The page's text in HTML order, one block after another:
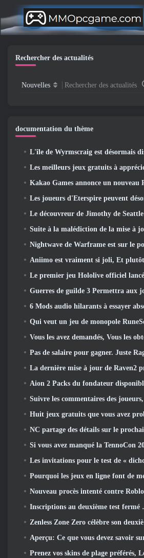
Rechercher des actualités
Nouvelles Rechercher des actualités
documentation du thème
L'île de Wyrmscraig est désormais disponible à l'exploration dans Old School
Les meilleurs jeux gratuits à apprécier avec votre équipe
Kakao Games annonce un nouveau RPG d'action, Jeune
Les joueurs d'Eterspire peuvent désormais voyager un peu dans le temps… en guise de
Le découvreur de Jimothy de Seattle a des liens avec ArenaNet, Alors bien sûr, ils l’ajoutent à Guild Wars 2
Suite à la malédiction de la mise à jour Allflame, Path Of Exile annonce plusieurs changements basés sur les commentaires
Nightwave de Warframe est sur le point de revenir de manière
Aniimo est vraiment si joli, Et plutôt cool
Le premier jeu Hololive officiel lancé cette semaine
Guerres de guilde 3 Permettra aux joueurs de découvrir le monde de la Tyrie avant le réveil des dragons
6 Mods audio hilarants à essayer absolument pour Marvel
Qui veut un jeu de monopole RuneScape? Parce qu'on est en
Vous les avez demandés, Vous les obtenez. Les dragons arrivent sur Albion
Pas de salaire pour gagner. Juste Ragnarök. Origin Classic est lancé en juillet
La dernière mise à jour de Raven2 présente le système d'éveil des compétences, Donner aux joueurs plus de moyens d'améliorer leurs
Aion 2 Packs du fondateur disponibles à l'achat, Complet avec cinq jours d'accès
Suivre les commentaires des joueurs, Les joueurs de League Of Legends Classic n’auront pas à payer pour les skins classiques
Huit jeux gratuits que vous avez probablement négligés et qui font partie du Train Fest de
NC partage des détails sur le prochain accès anticipé d’Aion 2
Si vous avez manqué la TennoCon 2026, Digital Extremes partage tous les
Les invitations pour le test de « dichotomie » du Silver Palace sont
Pourquoi les jeux en ligne font de meilleurs anime que les anime ne créent des
Nouveau procès intenté contre Roblox dans l'Oregon pour un incident de toilettage d'enfants
Inscriptions au deuxième test fermé mondial de Global MapleStory Classic
Zenless Zone Zero célèbre son deuxième anniversaire en offrant aux joueurs le choix d'un agent gratuit de rang S
Aperçu: Ce que vous devez savoir sur le jeu de collection de créatures de HoYoverse, Honkai: Lien
Prenez vos skins de plage préférés, Les Jeux d'été sont de retour sur